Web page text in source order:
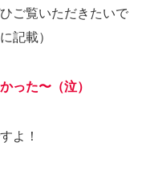
ご覧いただきたいで
記載）
った〜（泣）
よ！